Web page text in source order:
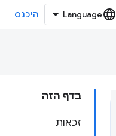
היכנס
בדף הזה
זכאות